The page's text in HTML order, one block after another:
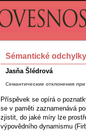
Sémantické
Jasňa Šlédrová
Семантические отклонения
Příspěvek se opírá o
se v paměti zaznamenává
zjistit, do jaké míry lze
výpovědního dynamismu